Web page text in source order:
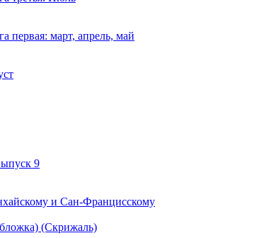
первая: март, апрель, май
9
и Сан-Францисскому
(Скрижаль)